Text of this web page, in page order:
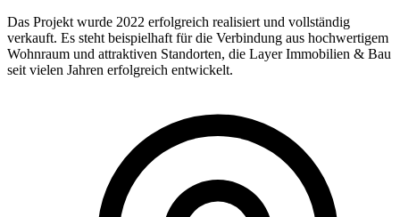
Das Projekt wurde 2022 erfolgreich realisiert und vollständig
verkauft. Es steht beispielhaft für die Verbindung aus hochwertigem
Wohnraum und attraktiven Standorten, die Layer Immobilien & Bau
seit vielen Jahren erfolgreich entwickelt.